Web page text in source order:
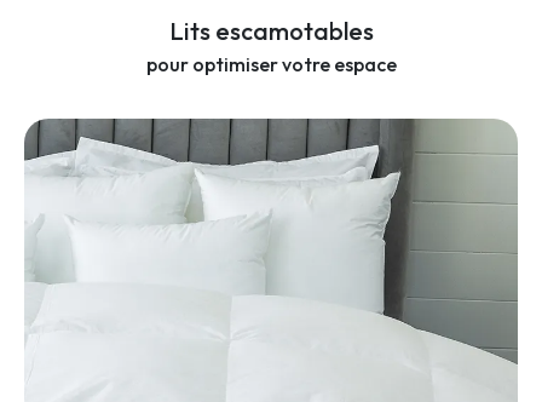
Lits escamotables
pour optimiser votre espace